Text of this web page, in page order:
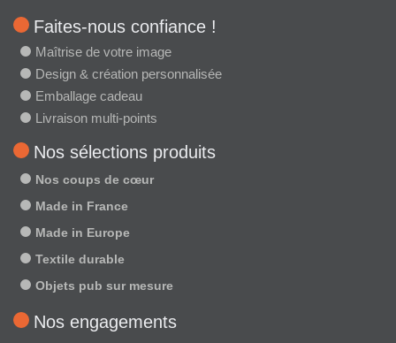
Faites-nous confiance !
Maîtrise de votre image
Design & création personnalisée
Emballage cadeau
Livraison multi-points
Nos sélections produits
Nos coups de cœur
Made in France
Made in Europe
Textile durable
Objets pub sur mesure
Nos engagements